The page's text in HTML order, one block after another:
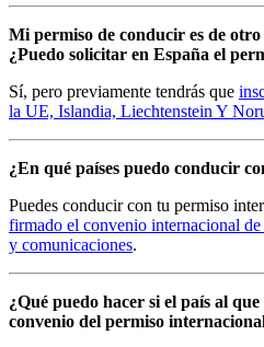
Mi permiso de conducir es de
¿Puedo solicitar en España el
Sí, pero previamente tendrás que
la UE, Islandia, Liechtenstein Y
¿En qué países puedo conducir
Puedes conducir con tu permiso
firmado el convenio internacional
y comunicaciones.
¿Qué puedo hacer si el país al
convenio del permiso